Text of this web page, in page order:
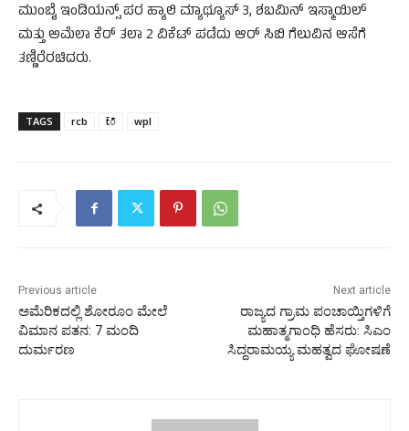
ಮುಂಬೈ ಇಂಡಿಯನ್ಸ್‌ ಪರ ಹ್ಯಾಲಿ ಮ್ಯಾಥ್ಯೂಸ್‌ 3, ಶಬಮಿನ್‌ ಇಸ್ಮಾಯಿಲ್‌
ಮತ್ತು ಅಮೆಲಾ ಕೆರ್‌ ತಲಾ 2 ವಿಕೆಟ್‌ ಪಡೆದು ಆರ್‌ ಸಿಬಿ ಗೆಲುವಿನ ಆಸೆಗೆ
ತಣ್ಣಿರೆರಚಿದರು.
TAGS rcb t̄ಁ wpl
Previous article
ಅಮೆರಿಕದಲ್ಲಿ ಶೋರೂಂ ಮೇಲೆ
ವಿಮಾನ ಪತನ: 7 ಮಂದಿ
ದುರ್ಮರಣ
Next article
ರಾಜ್ಯದ ಗ್ರಾಮ ಪಂಚಾಯ್ತಿಗಳಿಗೆ
ಮಹಾತ್ಮಗಾಂಧಿ ಹೆಸರು: ಸಿಎಂ
ಸಿದ್ದರಾಮಯ್ಯ ಮಹತ್ವದ ಘೋಷಣೆ